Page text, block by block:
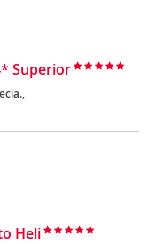
Superior
Heli